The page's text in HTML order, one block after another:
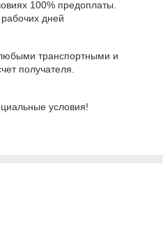
100% предоплаты.
дней
транспортными и
получателя.
условия!